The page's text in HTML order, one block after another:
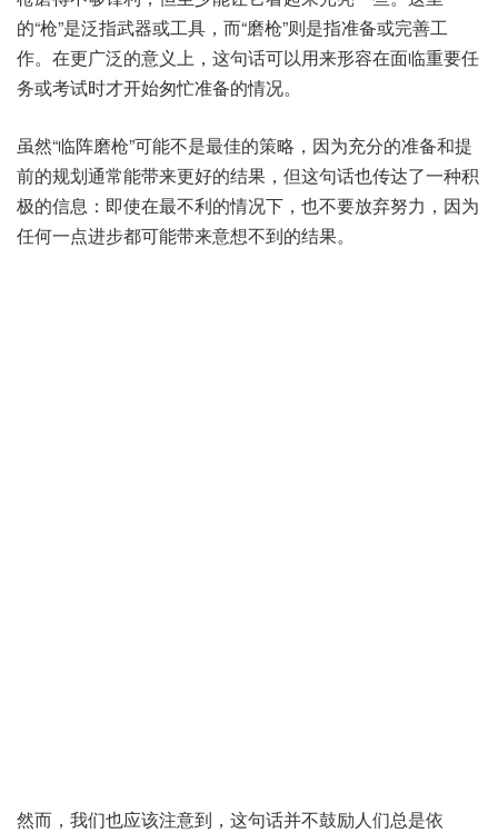
的“枪”是泛指武器或工具，而“磨枪”则是指准备或完善工
作。在更广泛的意义上，这句话可以用来形容在面临重要任
务或考试时才开始匆忙准备的情况。
虽然“临阵磨枪”可能不是最佳的策略，因为充分的准备和提
前的规划通常能带来更好的结果，但这句话也传达了一种积
极的信息：即使在最不利的情况下，也不要放弃努力，因为
任何一点进步都可能带来意想不到的结果。
然而，我们也应该注意到，这句话并不鼓励人们总是依